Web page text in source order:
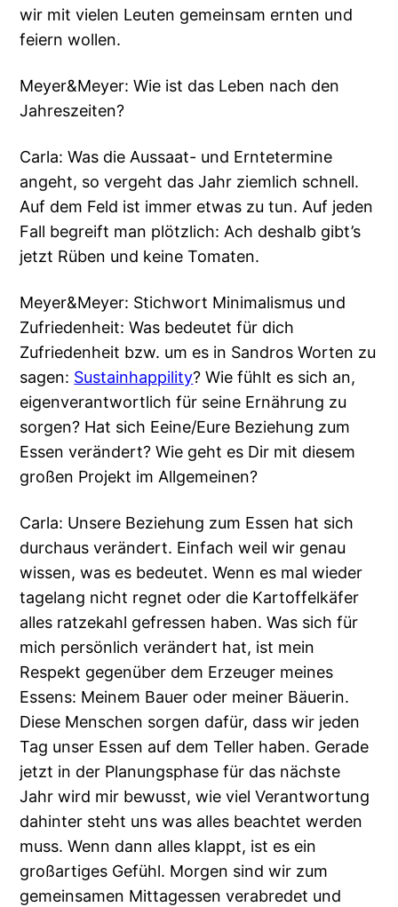
wir mit vielen Leuten gemeinsam ernten und
feiern wollen.
Meyer&Meyer: Wie ist das Leben nach den
Jahreszeiten?
Carla: Was die Aussaat- und Erntetermine
angeht, so vergeht das Jahr ziemlich schnell.
Auf dem Feld ist immer etwas zu tun. Auf jeden
Fall begreift man plötzlich: Ach deshalb gibt’s
jetzt Rüben und keine Tomaten.
Meyer&Meyer: Stichwort Minimalismus und
Zufriedenheit: Was bedeutet für dich
Zufriedenheit bzw. um es in Sandros Worten zu
sagen: Sustainhappility? Wie fühlt es sich an,
eigenverantwortlich für seine Ernährung zu
sorgen? Hat sich Eeine/Eure Beziehung zum
Essen verändert? Wie geht es Dir mit diesem
großen Projekt im Allgemeinen?
Carla: Unsere Beziehung zum Essen hat sich
durchaus verändert. Einfach weil wir genau
wissen, was es bedeutet. Wenn es mal wieder
tagelang nicht regnet oder die Kartoffelkäfer
alles ratzekahl gefressen haben. Was sich für
mich persönlich verändert hat, ist mein
Respekt gegenüber dem Erzeuger meines
Essens: Meinem Bauer oder meiner Bäuerin.
Diese Menschen sorgen dafür, dass wir jeden
Tag unser Essen auf dem Teller haben. Gerade
jetzt in der Planungsphase für das nächste
Jahr wird mir bewusst, wie viel Verantwortung
dahinter steht uns was alles beachtet werden
muss. Wenn dann alles klappt, ist es ein
großartiges Gefühl. Morgen sind wir zum
gemeinsamen Mittagessen verabredet und